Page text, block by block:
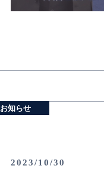
お知らせ
2023/10/30